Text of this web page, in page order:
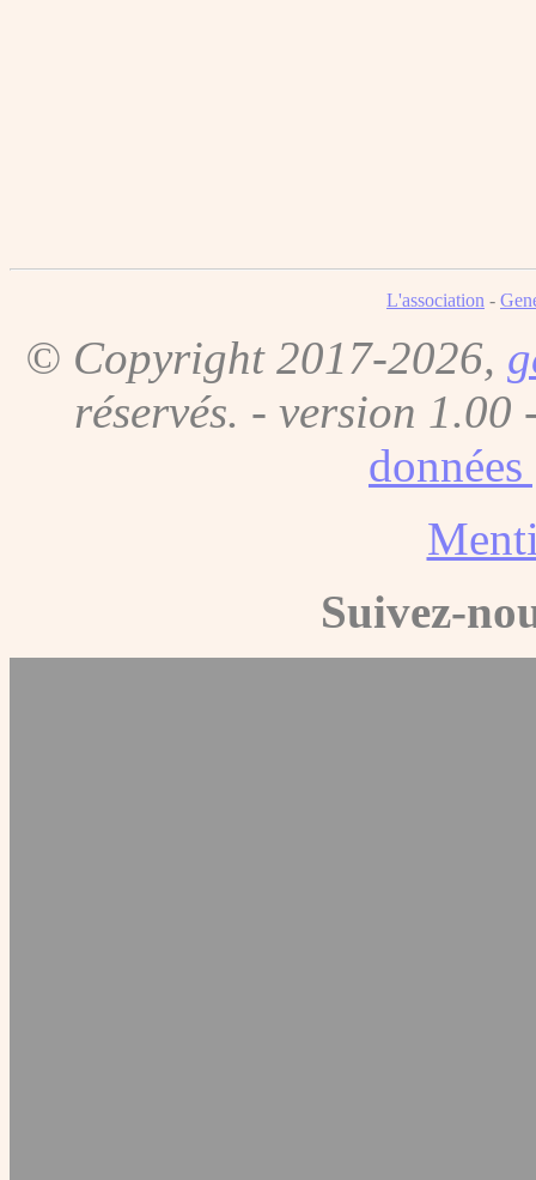
L'association -
© Copyright 2017-2026,
réservés. - version 1.00
Suivez-